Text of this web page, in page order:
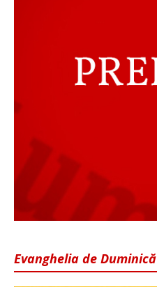
Evanghelia de Duminică